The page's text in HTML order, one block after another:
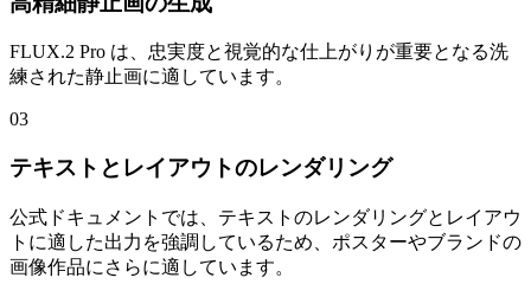
FLUX.2 Pro は、忠実度と視覚的な仕上がりが重要となる洗
練された静止画に適しています。
03
テキストとレイアウトのレンダリング
公式ドキュメントでは、テキストのレンダリングとレイアウ
トに適した出力を強調しているため、ポスターやブランドの
画像作品にさらに適しています。